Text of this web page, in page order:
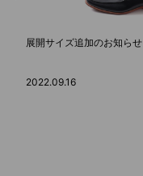
展開サイズ追加のお知らせ
2022.09.16